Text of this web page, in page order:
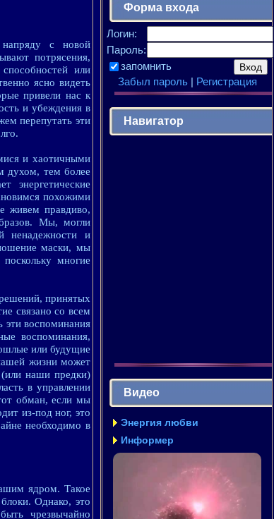
напряду с новой
потрясения,
или
ясно видеть
привели нас к
и убеждения в
перепутать эти
и хаотичными
духом, тем более
энергетические
похожими
живем правдиво,
Мы, могли
ненадежности и
маски, мы
многие
принятых
связано со всем
эти воспоминания
воспоминания,
или будущие
жизни может
наши предки)
в управлении
обман, если мы
из-под ног, это
необходимо в
ядром. Такое
Однако, это
чрезвычайно
Форма входа
Логин:
Пароль:
запомнить
Забыл пароль| Регистрация
Навигатор
Видео
Энергия любви
Информер